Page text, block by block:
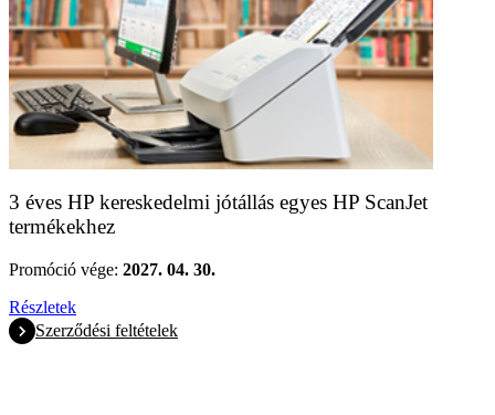
3 éves HP kereskedelmi jótállás egyes HP ScanJet
termékekhez
Promóció vége: 2027. 04. 30.
Részletek
Szerződési feltételek